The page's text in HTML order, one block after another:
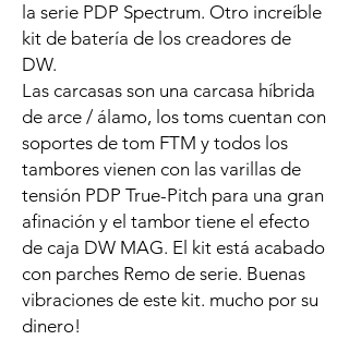
la serie PDP Spectrum. Otro increíble
kit de batería de los creadores de
DW.
Las carcasas son una carcasa híbrida
de arce / álamo, los toms cuentan con
soportes de tom FTM y todos los
tambores vienen con las varillas de
tensión PDP True-Pitch para una gran
afinación y el tambor tiene el efecto
de caja DW MAG. El kit está acabado
con parches Remo de serie. Buenas
vibraciones de este kit. mucho por su
dinero!